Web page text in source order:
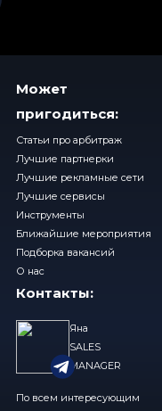
Может
пригодиться:
Статьи про арбитраж
Лучшие партнерки
Лучшие рекламные сети
Лучшие сервисы
Инструменты
Ближайшие мероприятия
Подборка вакансий
О нас
Контакты:
Яна
SALES
MANAGER
По всем интересующим